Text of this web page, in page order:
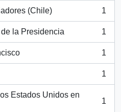
(Chile) 1
la Presidencia 1
1
1
Estados Unidos en
1